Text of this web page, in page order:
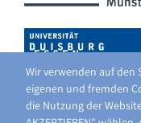
Wir verwenden auf den
eigenen und fremden
die Nutzung der